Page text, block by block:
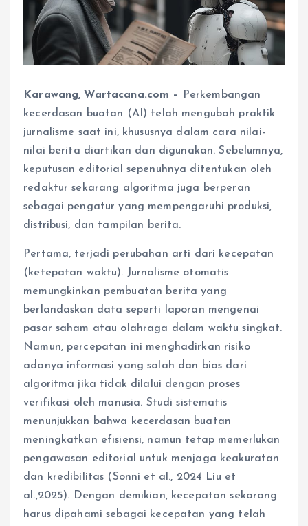
Karawang, Wartacana.com –
Perkembangan
kecerdasan buatan (AI) telah mengubah praktik
jurnalisme saat ini, khususnya dalam cara nilai-
nilai berita diartikan dan digunakan. Sebelumnya,
keputusan editorial sepenuhnya ditentukan oleh
redaktur sekarang algoritma juga berperan
sebagai pengatur yang mempengaruhi produksi,
distribusi, dan tampilan berita.
Pertama, terjadi perubahan arti dari kecepatan
(ketepatan waktu). Jurnalisme otomatis
memungkinkan pembuatan berita yang
berlandaskan data seperti laporan mengenai
pasar saham atau olahraga dalam waktu singkat.
Namun, percepatan ini menghadirkan risiko
adanya informasi yang salah dan bias dari
algoritma jika tidak dilalui dengan proses
verifikasi oleh manusia. Studi sistematis
menunjukkan bahwa kecerdasan buatan
meningkatkan efisiensi, namun tetap memerlukan
pengawasan editorial untuk menjaga keakuratan
dan kredibilitas (Sonni et al., 2024 Liu et
al.,2025). Dengan demikian, kecepatan sekarang
harus dipahami sebagai kecepatan yang telah